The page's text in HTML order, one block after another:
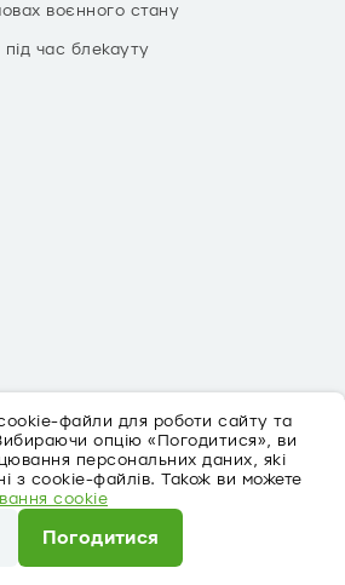
файли для роботи сайту та
опцію «Погодитися», ви
персональних даних, які
з cookie-файлів. Також ви можете
cookie
Погодитися
воєнного стану
час блекауту
№ 22 від 05.10.2011